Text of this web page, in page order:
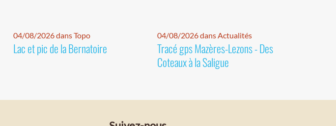
04/08/2026 dans Topo
Lac et pic de la Bernatoire
04/08/2026 dans Actualités
Tracé gps Mazères-Lezons - Des
Coteaux à la Saligue